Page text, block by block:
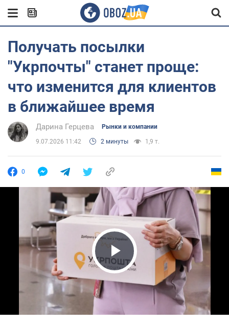
Получать посылки
"Укрпочты" станет проще:
что изменится для клиентов
в ближайшее время
Дарина Герцева Рынки и компании
9.07.2026 11:42 2 минуты 1,9 т.
0
Play Video